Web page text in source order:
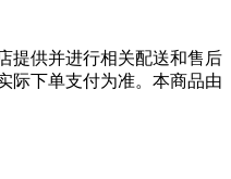
提供并进行相关配送和售后
际下单支付为准。本商品由